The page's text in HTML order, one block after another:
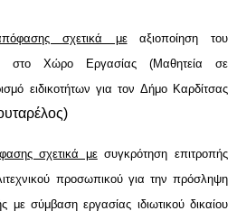
σχετικά με
αξιοποίηση του
στο Χώρο Εργασίας (Μαθητεία σε
ειδικοτήτων για τον Δήμο Καρδίτσας
σχετικά μεσυγκρότηση επιτροπής
προσωπικού για την πρόσληψη
με σύμβαση εργασίας ιδιωτικού δικαίου